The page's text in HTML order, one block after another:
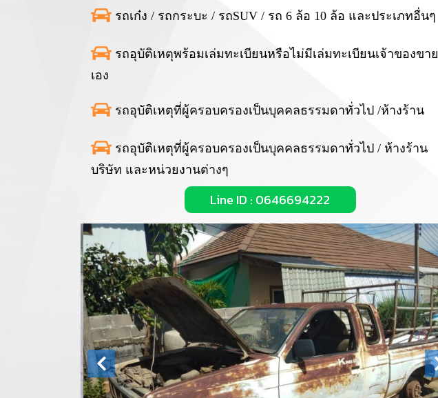
รถเก๋ง / รถกระบะ / รถSUV / รถ 6 ล้อ 10 ล้อ และประเภทอื่นๆ
รถอุบัติเหตุพร้อมเล่มทะเบียนหรือไม่มีเล่มทะเบียนเจ้าของขาย
เอง
รถอุบัติเหตุที่ผู้ครอบครองเป็นบุคคลธรรมดาทั่วไป /ห้างร้าน
รถอุบัติเหตุที่ผู้ครอบครองเป็นบุคคลธรรมดาทั่วไป / ห้างร้าน
บริษัท และหน่วยงานต่างๆ
Line ID : 0646694222